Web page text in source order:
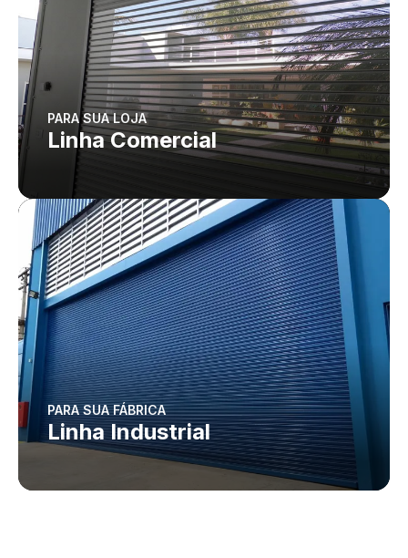
PARA SUA LOJA
Linha Comercial
PARA SUA FÁBRICA
Linha Industrial